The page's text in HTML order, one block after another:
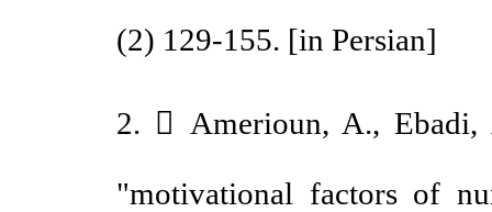
(2) 129-155. [in Persian]
2.  Amerioun, A.,
"motivational factors of